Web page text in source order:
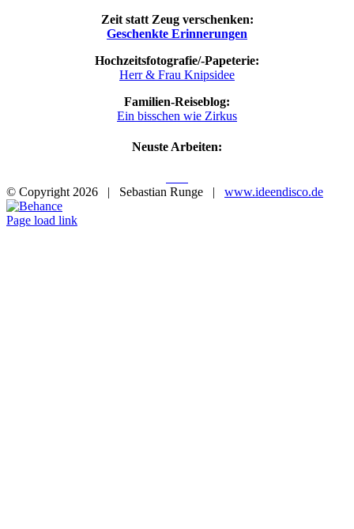
Zeit statt Zeug verschenken:
Geschenk­te Erinnerungen
Hoch­zeits­fo­to­gra­fie/-Pape­te­rie:
Herr & Frau Knipsidee
Fami­li­en-Rei­se­blog:
Ein biss­chen wie Zirkus
Neus­te Arbeiten:
© Copyright 2026 | Sebastian Runge | www.ideendisco.de
Instagram
Flickr
Xing
Behance
E-
Mail
Telefon
Page load link